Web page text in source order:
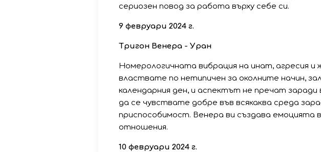
сериозен повод за работа върху себе си.
9 февруари 2024 г.
Тригон Венера - Уран
Номерологичната вибрация на инат, агресия и
властвате по нетипичен за околните начин,
календарния ден, и аспектът не пречат заради
да се чувствате добре във всякаква среда
приспособимост. Венера ви създава емоцията
отношения.
10 февруари 2024 г.